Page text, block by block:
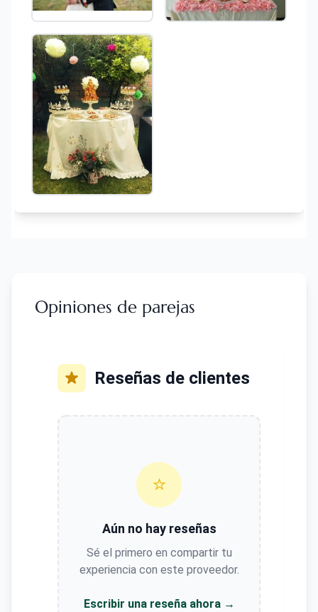
Opiniones de parejas
Reseñas de clientes
⭐
Aún no hay reseñas
Sé el primero en compartir tu
experiencia con este proveedor.
Escribir una reseña ahora →